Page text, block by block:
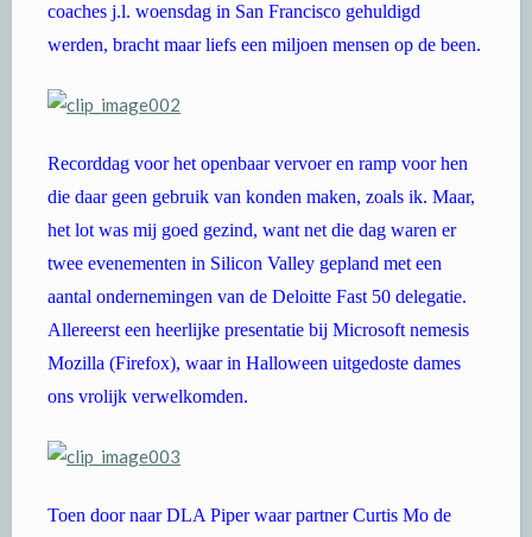
coaches j.l. woensdag in San Francisco gehuldigd
werden, bracht maar liefs een miljoen mensen op de been.
Recorddag voor het openbaar vervoer en ramp voor hen
die daar geen gebruik van konden maken, zoals ik. Maar,
het lot was mij goed gezind, want net die dag waren er
twee evenementen in Silicon Valley gepland met een
aantal ondernemingen van de Deloitte Fast 50 delegatie.
Allereerst een heerlijke presentatie bij Microsoft nemesis
Mozilla (Firefox), waar in Halloween uitgedoste dames
ons vrolijk verwelkomden.
Toen door naar DLA Piper waar partner Curtis Mo de